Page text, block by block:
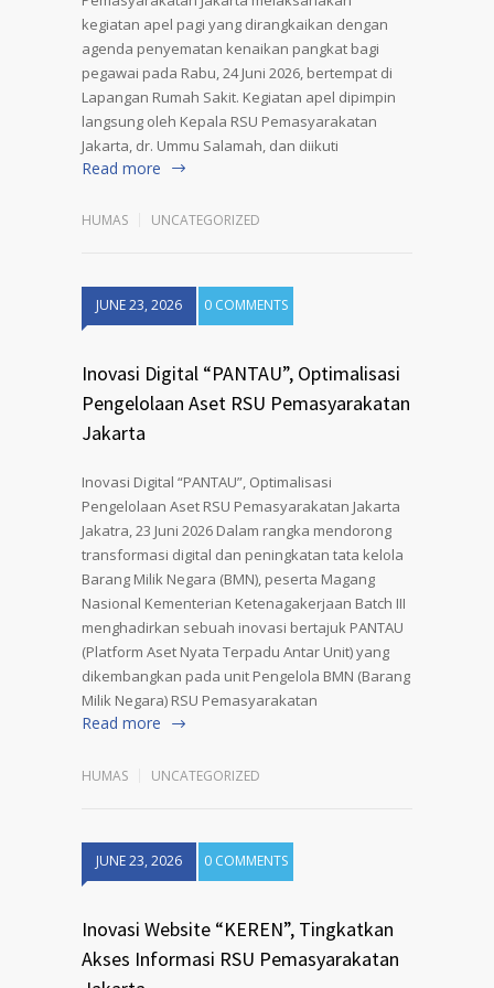
kegiatan apel pagi yang dirangkaikan dengan
agenda penyematan kenaikan pangkat bagi
pegawai pada Rabu, 24 Juni 2026, bertempat di
Lapangan Rumah Sakit. Kegiatan apel dipimpin
langsung oleh Kepala RSU Pemasyarakatan
Jakarta, dr. Ummu Salamah, dan diikuti
Read more
HUMAS UNCATEGORIZED
JUNE 23, 2026 0 COMMENTS
Inovasi Digital “PANTAU”, Optimalisasi
Pengelolaan Aset RSU Pemasyarakatan
Jakarta
Inovasi Digital “PANTAU”, Optimalisasi
Pengelolaan Aset RSU Pemasyarakatan Jakarta
Jakatra, 23 Juni 2026 Dalam rangka mendorong
transformasi digital dan peningkatan tata kelola
Barang Milik Negara (BMN), peserta Magang
Nasional Kementerian Ketenagakerjaan Batch III
menghadirkan sebuah inovasi bertajuk PANTAU
(Platform Aset Nyata Terpadu Antar Unit) yang
dikembangkan pada unit Pengelola BMN (Barang
Milik Negara) RSU Pemasyarakatan
Read more
HUMAS UNCATEGORIZED
JUNE 23, 2026 0 COMMENTS
Inovasi Website “KEREN”, Tingkatkan
Akses Informasi RSU Pemasyarakatan